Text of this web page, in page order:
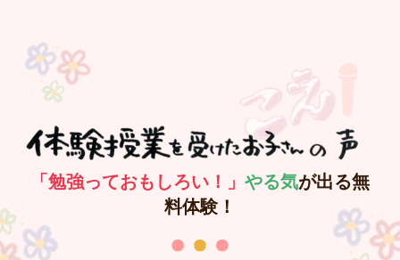
「勉強っておもしろい！」 やる気が出る無
料体験！